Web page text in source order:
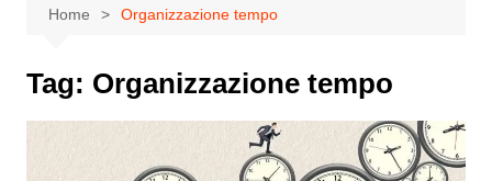
Home Organizzazione tempo
Tag: Organizzazione tempo